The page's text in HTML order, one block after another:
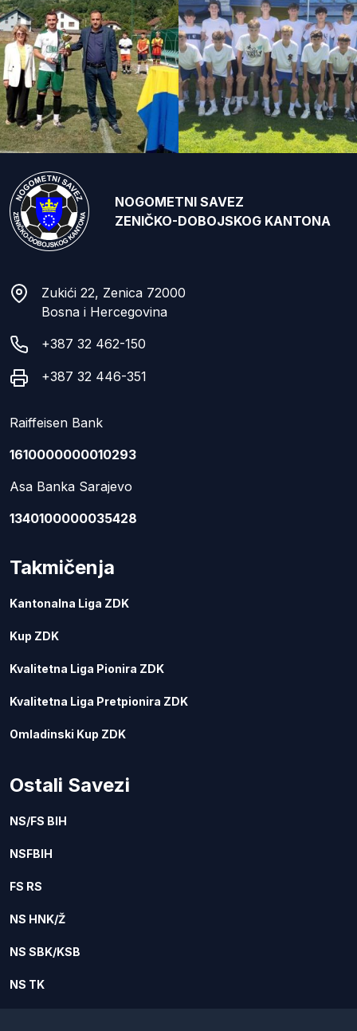
NOGOMETNI SAVEZ
ZENIČKO-DOBOJSKOG KANTONA
Zukići 22, Zenica 72000
Bosna i Hercegovina
+387 32 462-150
+387 32 446-351
Raiffeisen Bank
1610000000010293
Asa Banka Sarajevo
1340100000035428
Takmičenja
Kantonalna Liga ZDK
Kup ZDK
Kvalitetna Liga Pionira ZDK
Kvalitetna Liga Pretpionira ZDK
Omladinski Kup ZDK
Ostali Savezi
NS/FS BIH
NSFBIH
FS RS
NS HNK/Ž
NS SBK/KSB
NS TK